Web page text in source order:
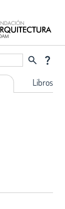
search question_mark
Libros